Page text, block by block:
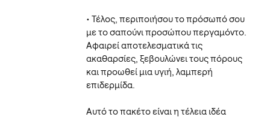
• Τέλος, περιποιήσου το πρόσωπό σου
με το σαπούνι προσώπου περγαμόντο.
Αφαιρεί αποτελεσματικά τις
ακαθαρσίες, ξεβουλώνει τους πόρους
και προωθεί μια υγιή, λαμπερή
επιδερμίδα.
Αυτό το πακέτο είναι η τέλεια ιδέα